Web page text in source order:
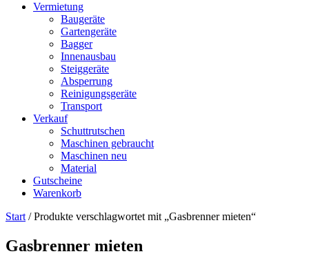
Vermietung
Baugeräte
Gartengeräte
Bagger
Innenausbau
Steiggeräte
Absperrung
Reinigungsgeräte
Transport
Verkauf
Schuttrutschen
Maschinen gebraucht
Maschinen neu
Material
Gutscheine
Warenkorb
Start / Produkte verschlagwortet mit „Gasbrenner mieten“
Gasbrenner mieten